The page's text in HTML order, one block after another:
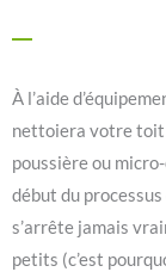
À l’aide
nettoiera votre toit
poussière ou
début du
s’arrête jamais
petits (c’est